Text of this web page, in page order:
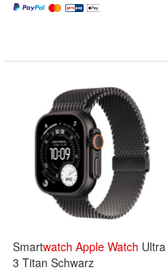
Smartwatch Apple Watch Ultra
3 Titan Schwarz